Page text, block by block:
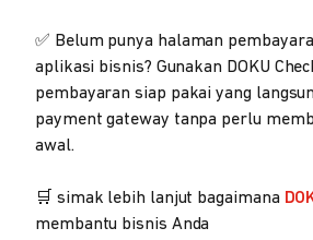
✅ Belum punya halaman
aplikasi bisnis? Gunakan DOKU
pembayaran siap pakai yang
payment gateway tanpa perlu
awal.
🛒 simak lebih lanjut bagaimana
membantu bisnis Anda